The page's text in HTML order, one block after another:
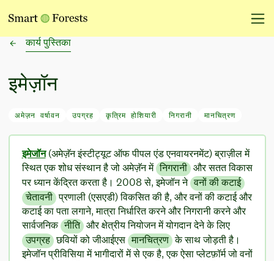
कार्य पुस्तिका
इमेज़ॉन
अमेज़न वर्षावन उपग्रह कृत्रिम होशियारी निगरानी मानचित्रण
इमेजॉन(अमेज़ॅन इंस्टीट्यूट ऑफ पीपल एंड एनवायरनमेंट) ब्राज़ील में
स्थित एक शोध संस्थान है जो अमेज़ॅन में निगरानी और सतत विकास
पर ध्यान केंद्रित करता है। 2008 से, इमेजॉन ने वनों की कटाई
चेतावनी प्रणाली (एसएडी) विकसित की है, और वनों की कटाई और
कटाई का पता लगाने, मात्रा निर्धारित करने और निगरानी करने और
सार्वजनिक नीति और क्षेत्रीय नियोजन में योगदान देने के लिए
उपग्रह छवियों को जीआईएस मानचित्रण के साथ जोड़ती है।
इमेजॉन प्रीविसिया में भागीदारों में से एक है, एक ऐसा प्लेटफ़ॉर्म जो वनों